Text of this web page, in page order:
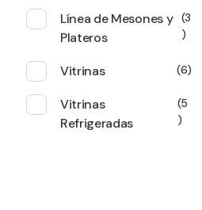
Línea de Mesones y
Plateros
3
Vitrinas 6
Vitrinas
Refrigeradas
5